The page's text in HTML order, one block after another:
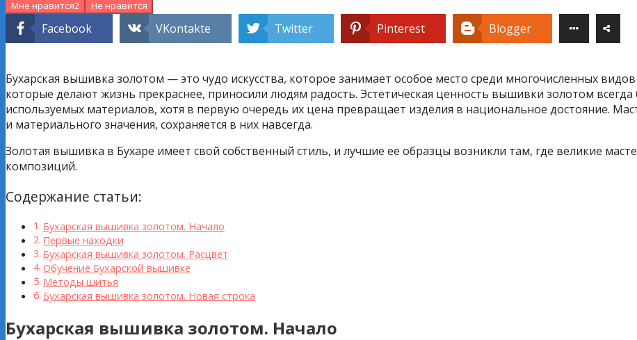
Мне нравится2 Не нравится
Facebook VKontakte Twitter Pinterest Blogger
Бухарская вышивка золотом — это чудо искусства, которое занимает особое место среди многочисленных
которые делают жизнь прекраснее, приносили людям радость. Эстетическая ценность вышивки золотом
используемых материалов, хотя в первую очередь их цена превращает изделия в национальное достояние.
и материального значения, сохраняется в них навсегда.
Золотая вышивка в Бухаре имеет свой собственный стиль, и лучшие ее образцы возникли там, где великие
композиций.
Содержание статьи:
Бухарская вышивка золотом. Начало
Первые находки
Бухарская вышивка золотом. Расцвет
Обучение Бухарской вышивке
Методы шитья
Бухарская вышивка золотом. Новая строка
Бухарская вышивка золотом. Начало